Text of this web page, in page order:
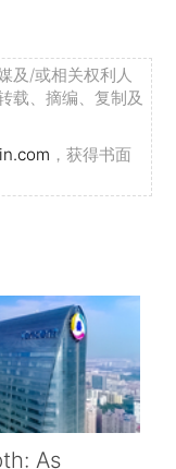
及/或相关权利人
载、摘编、复制及
，获得书面
As